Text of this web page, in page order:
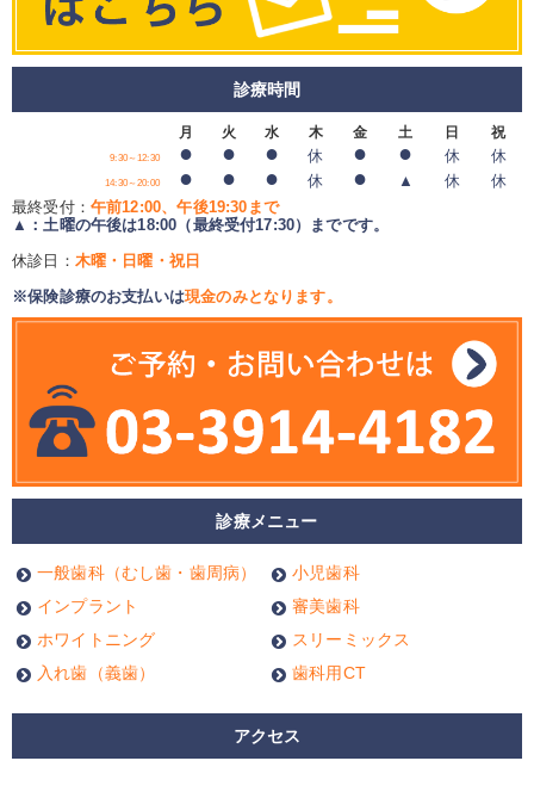
診療時間
月 火 水 木 金 土 日 祝
9:30～12:30 ● ● ● 休 ● ● 休 休
14:30～20:00 ● ● ● 休 ● ▲ 休
休
最終受付： 午前12:00、午後19:30まで
▲：土曜の午後は18:00（最終受付17:30）までです。
休診日： 木曜・日曜・祝日
※保険診療のお支払いは現金のみとなります。
診療メニュー
一般歯科（むし歯・歯周病）
小児歯科
インプラント
審美歯科
ホワイトニング
スリーミックス
入れ歯（義歯）
歯科用CT
アクセス